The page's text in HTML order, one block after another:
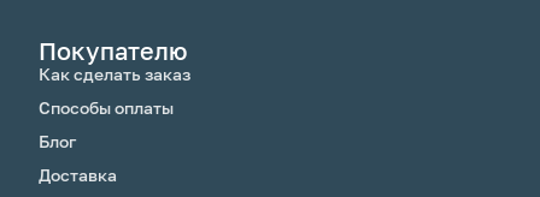
Покупателю
Как сделать заказ
Способы оплаты
Блог
Доставка